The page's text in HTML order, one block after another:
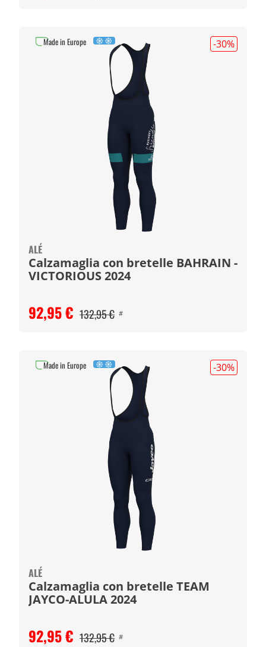
-30%
ALÉ
Calzamaglia con bretelle BAHRAIN -
VICTORIOUS 2024
92,95 € 132,95 € #
Made in Europe
-30%
ALÉ
Calzamaglia con bretelle TEAM
JAYCO-ALULA 2024
92,95 € 132,95 € #
Made in Europe